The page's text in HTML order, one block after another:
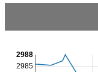
2985
2988